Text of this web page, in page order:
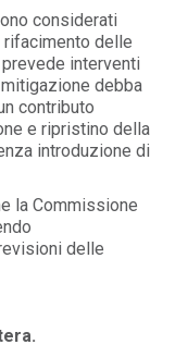
considerati
rifacimento delle
interventi
debba
contributo
e ripristino della
introduzione di
la Commissione
delle